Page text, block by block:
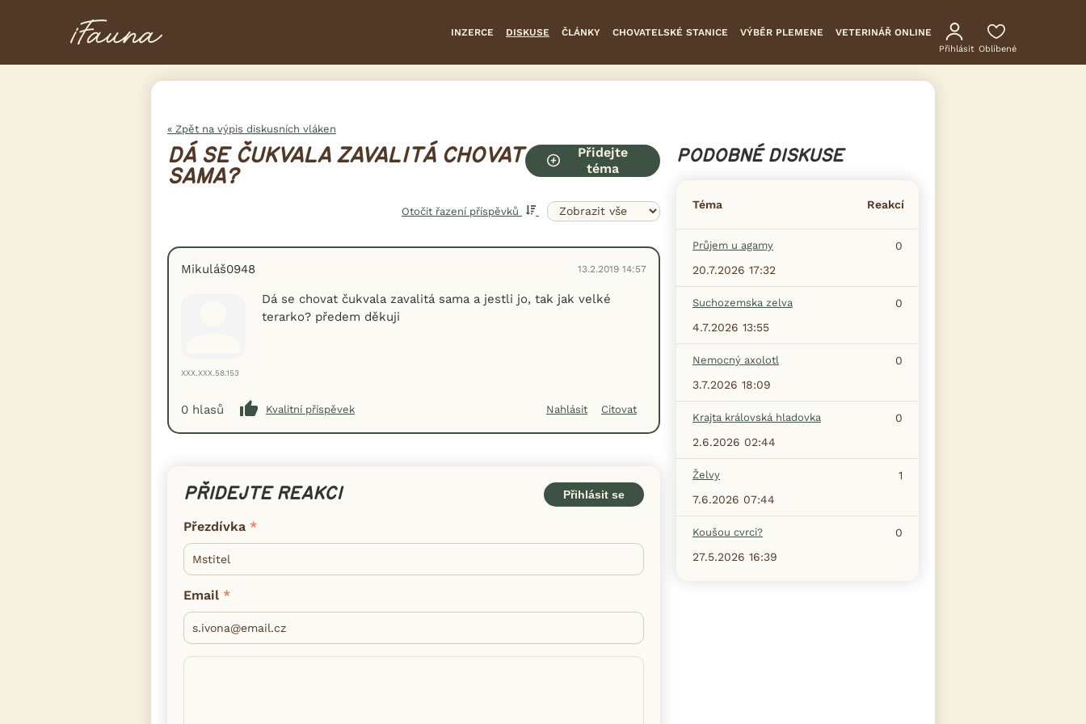
INZERCE DISKUSE ČLÁNKY CHOVATELSKÉ STANICE VÝBĚR PLEMENE VETERINÁŘ ONLINE
Přihlásit Oblíbené
« Zpět na výpis diskusních vláken
DÁ SE ČUKVALA ZAVALITÁ CHOVAT
SAMA?
Přidejte
téma
Otočit řazení příspěvků
Mikuláš0948 13.2.2019 14:57
XXX.XXX.58.153
Dá se chovat čukvala zavalitá sama a jestli jo, tak jak velké
terarko? předem děkuji
0 hlasů Kvalitní příspěvek Nahlásit Citovat
PŘIDEJTE REAKCI Přihlásit se
Přezdívka
Email
PODOBNÉ DISKUSE
Téma Reakcí
Průjem u agamy
0
20.7.2026 17:32
Suchozemska zelva
0
4.7.2026 13:55
Nemocný axolotl
0
3.7.2026 18:09
Krajta královská hladovka
0
2.6.2026 02:44
Želvy
1
7.6.2026 07:44
Koušou cvrci?
0
27.5.2026 16:39